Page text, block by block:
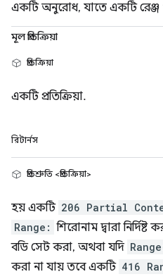
একটি অনুরোধ, যাতে একটি রেঞ্জ
মূল প্রতিক্রিয়া
প্রতিক্রিয়া
একটি প্রতিক্রিয়া.
রিটার্নস
প্রতিশ্রুতি <প্রতিক্রিয়া>
হয় একটি 206 Partial
Range: শিরোনাম দ্বারা নির্দিষ্ট
বডি সেট করা, অথবা যদি
করা না যায় তবে একটি 416